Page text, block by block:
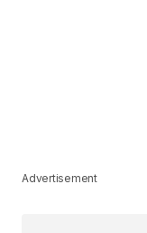
Advertisement